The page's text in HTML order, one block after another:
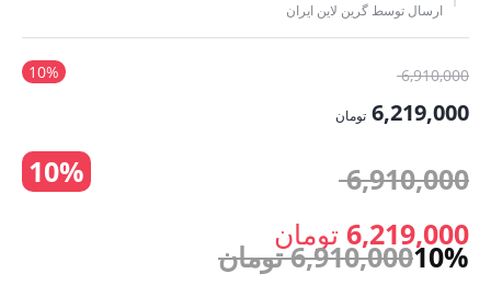
ارسال توسط گرین لاین ایران
10% 6,910,000قیمت
اصلی:
بود.
6,219,000 تومان
فعلی:
10% 6,910,000
اصلی: 6,219,000 تومان
10%
6,910,000 تومان